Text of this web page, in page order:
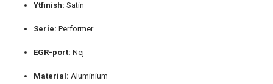
Ytfinish: Satin
Serie: Performer
EGR-port: Nej
Material: Aluminium